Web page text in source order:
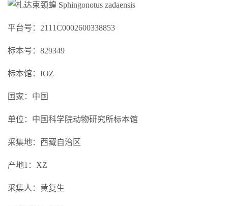
平台号：2111C0002600338853
标本号：829349
标本馆：IOZ
国家：中国
单位：中国科学院动物研究所标本馆
采集地：西藏自治区
产地1：XZ
采集人：黄复生